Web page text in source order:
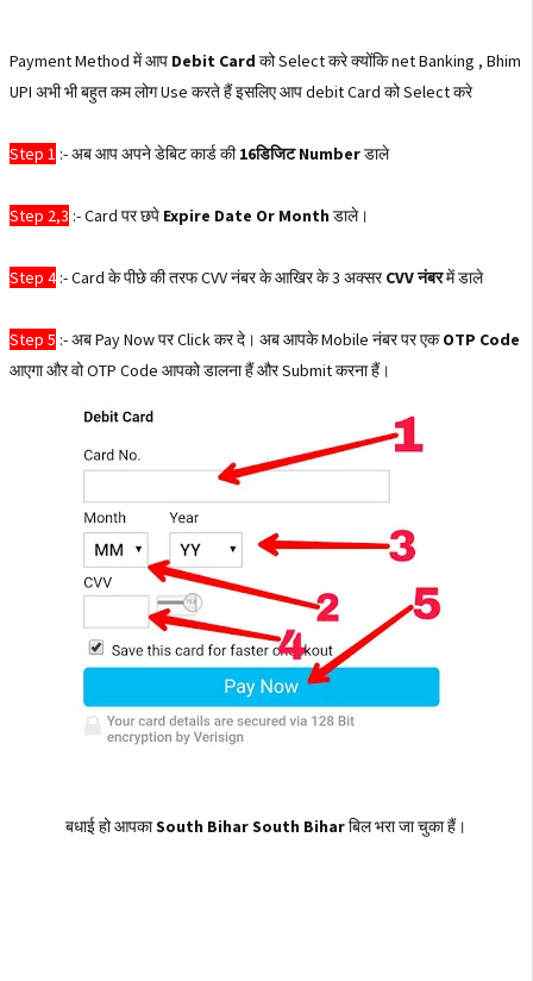
Payment Method में आप Debit Card को Select करे क्योंकि net Banking , Bhim
UPI अभी भी बहुत कम लोग Use करते हैं इसलिए आप debit Card को Select करे
Step 1 :- अब आप अपने डेबिट कार्ड की16डिजिट Numberडाले
Step 2,3 :- Card पर छपे Expire Date Or Month डाले।
Step 4 :- Card के पीछे की तरफ CVV नंबर के आखिर के 3 अक्सरCVV नंबरमें डाले
Step 5 :- अब Pay Now पर Click कर दे। अब आपके Mobile नंबर पर एकOTP Code
आएगा और वो OTP Code आपको डालना हैं और Submit करना हैं।
बधाई हो आपकाSouth Bihar South Biharबिल भरा जा चुका हैं।